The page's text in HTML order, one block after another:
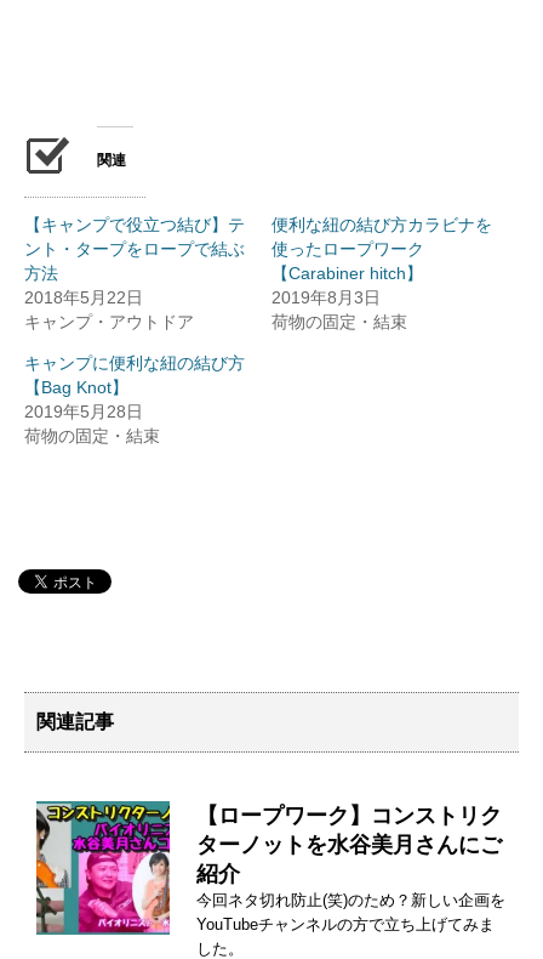
関連
【キャンプで役立つ結び】テ
ント・タープをロープで結ぶ
方法
2018年5月22日
キャンプ・アウトドア
便利な紐の結び方カラビナを
使ったロープワーク
【Carabiner hitch】
2019年8月3日
荷物の固定・結束
キャンプに便利な紐の結び方
【Bag Knot】
2019年5月28日
荷物の固定・結束
関連記事
【ロープワーク】コンストリク
ターノットを水谷美月さんにご
紹介
今回ネタ切れ防止(笑)のため？新しい企画を
YouTubeチャンネルの方で立ち上げてみま
した。